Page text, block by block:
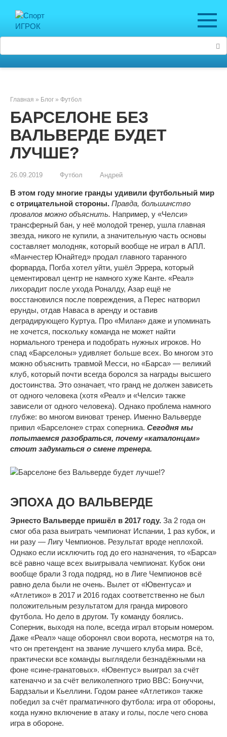
контенту
Главная » Блог » Футбол
БАРСЕЛОНЕ БЕЗ
ВАЛЬВЕРДЕ БУДЕТ
ЛУЧШЕ?
26.09.2019 Футбол Андрей
В этом году многие гранды удивили футбольный мир
с отрицательной стороны. Правда, большинство
провалов можно объяснить. Например, у «Челси»
трансферный бан, у неё молодой тренер, ушла главная
звезда, никого не купили, а значительную часть основы
составляет молодняк, который вообще не играл в АПЛ.
«Манчестер Юнайтед» продал главного таранного
форварда, Погба хотел уйти, ушёл Эррера, который
цементировал центр не намного хуже Канте. «Реал»
лихорадит после ухода Роналду, Азар ещё не
восстановился после повреждения, а Перес натворил
ерунды, отдав Наваса в аренду и оставив
деградирующего Куртуа. Про «Милан» даже и упоминать
не хочется, поскольку команда не может найти
нормального тренера и подобрать нужных игроков. Но
спад «Барселоны» удивляет больше всех. Во многом это
можно объяснить травмой Месси, но «Барса» — великий
клуб, который почти всегда боролся за награды высшего
достоинства. Это означает, что гранд не должен зависеть
от одного человека (хотя «Реал» и «Челси» также
зависели от одного человека). Однако проблема намного
глубже: во многом виноват тренер. Именно Вальверде
привил «Барселоне» страх соперника. Сегодня мы
попытаемся разобраться, почему «каталонцам»
стоит задуматься о смене тренера.
ЭПОХА ДО ВАЛЬВЕРДЕ
Эрнесто Вальверде пришёл в 2017 году. За 2 года он
смог оба раза выиграть чемпионат Испании, 1 раз кубок, и
ни разу — Лигу Чемпионов. Результат вроде неплохой.
Однако если исключить год до его назначения, то «Барса»
всё равно чаще всех выигрывала чемпионат. Кубок они
вообще брали 3 года подряд, но в Лиге Чемпионов всё
равно дела были не очень. Вылет от «Ювентуса» и
«Атлетико» в 2017 и 2016 годах соответственно не был
положительным результатом для гранда мирового
футбола. Но дело в другом. Ту команду боялись.
Соперник, выходя на поле, всегда играл вторым номером.
Даже «Реал» чаще оборонял свои ворота, несмотря на то,
что он претендент на звание лучшего клуба мира. Всё,
практически все команды выглядели безнадёжными на
фоне «сине-гранатовых». «Ювентус» выиграл за счёт
катеначчо и за счёт великолепного трио BBC: Бонуччи,
Бардзальи и Кьеллини. Годом ранее «Атлетико» также
победил за счёт прагматичного футбола: игра от обороны,
когда нужно включение в атаку и голы, после чего снова
игра в обороне.